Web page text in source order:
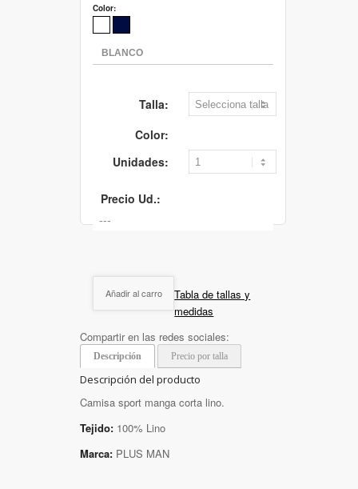
Color:
Talla:
Color:
Unidades:
Precio Ud.:
Añadir al carro
Tabla de tallas y
medidas
Compartir en las redes sociales:
Descripción Precio por talla
Descripción del producto
Camisa sport manga corta lino.
Tejido: 100% Lino
Marca: PLUS MAN